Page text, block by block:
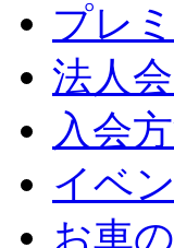
プレ
法人
入会
イベ
お車